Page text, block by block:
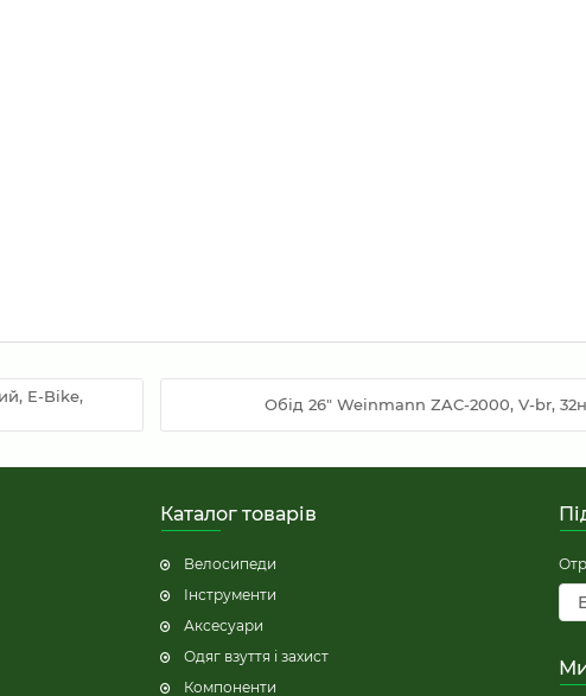
E-Bike,
Обід 26" Weinmann ZAC-2000, V-br,
Каталог товарів
Велосипеди
Інструменти
Аксесуари
Одяг взуття і захист
Компоненти